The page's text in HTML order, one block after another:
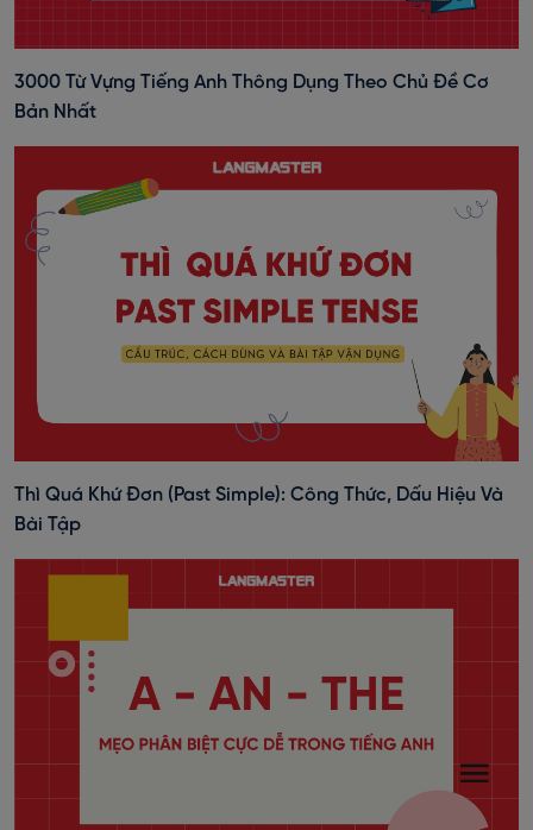
3000 Từ Vựng Tiếng Anh Thông Dụng Theo Chủ Đề Cơ
Bản Nhất
Thì Quá Khứ Đơn (past Simple): Công Thức, Dấu Hiệu Và
Bài Tập